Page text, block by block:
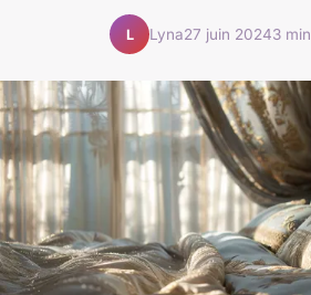
L Lyna27 juin 20243